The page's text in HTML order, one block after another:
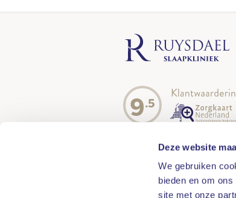
Deze website
We gebruiken
bieden en om
site met onze
9.5